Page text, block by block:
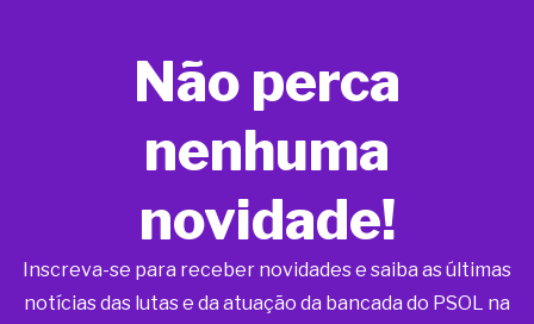
Não perca
nenhuma
novidade!
Inscreva-se para receber novidades e saiba as últimas
notícias das lutas e da atuação da bancada do PSOL na